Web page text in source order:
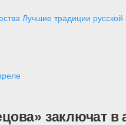
Лучшие традиции
заключат в